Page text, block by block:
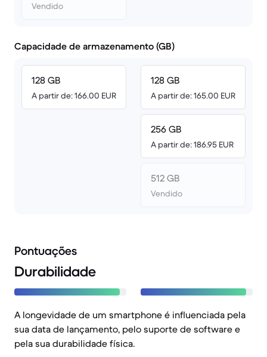
Vendido
Capacidade de armazenamento (GB)
128 GB
A partir de: 166.00 EUR
128 GB
A partir de: 165.00 EUR
256 GB
A partir de: 186.95 EUR
512 GB
Vendido
Pontuações
Durabilidade
A longevidade de um smartphone é influenciada pela
sua data de lançamento, pelo suporte de software e
pela sua durabilidade física.